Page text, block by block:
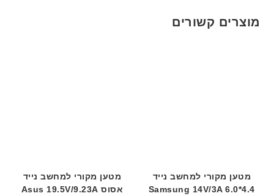
מוצרים קשורים
מטען מקורי למחשב נייד
Samsung 14V/3A 6.0*4.4
מטען מקורי למחשב נייד
אסוס Asus 19.5V/9.23A